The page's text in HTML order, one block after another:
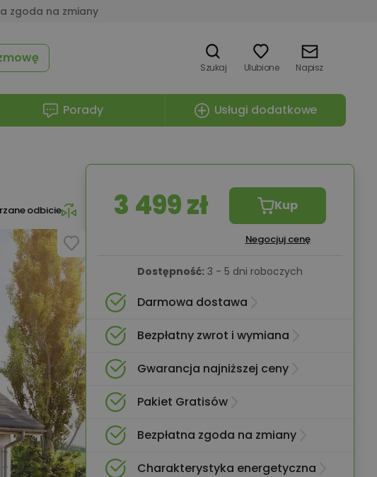
zgoda na zmiany
Szukaj Ulubione Napisz
Porady Usługi dodatkowe
odbicie 3 499 zł Kup
Negocjuj cenę
Dostępność: 3 - 5 dni roboczych
Darmowa dostawa
Bezpłatny zwrot i wymiana
Gwarancja najniższej ceny
Pakiet Gratisów
Bezpłatna zgoda na zmiany
Charakterystyka energetyczna